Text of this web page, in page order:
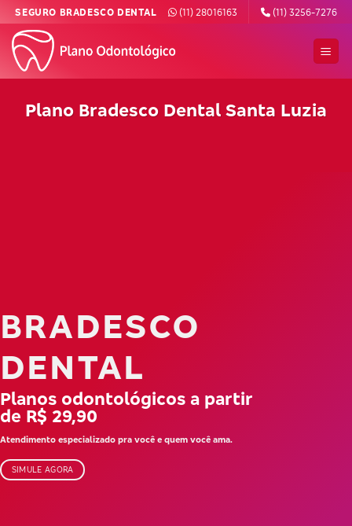
Skip
content
SEGURO BRADESCO DENTAL (11) 28016163 (11) 3256-7276
Plano Bradesco Dental Santa Luzia
BRADESCO
DENTAL
Planos odontológicos a partir
de R$ 29,90
Atendimento especializado pra você e quem você ama.
SIMULE AGORA